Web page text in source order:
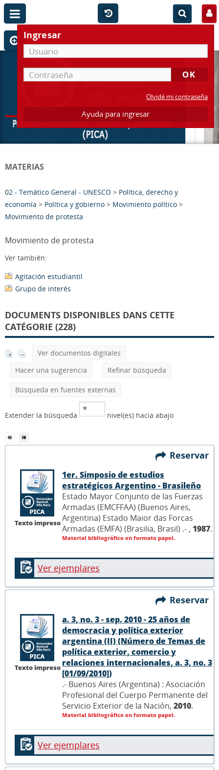
Ingresar
Olvidé mi contraseña
Ayuda para ingresar
MATERIAS
02 - Temático General - UNESCO > Política, derecho y
economía > Política y gobierno > Movimiento político >
Movimiento de protesta
Movimiento de protesta
Ver también:
Agitación estudiantil
Grupo de interés
DOCUMENTS DISPONIBLES DANS CETTE
CATÉGORIE (228)
Ver documentos digitales
Hacer una sugerencia
Refinar búsqueda
Búsqueda en fuentes externas
Extender la búsqueda nivel(es) hacia abajo
Reservar
Texto impreso
1er. Simposio de estudios
estratégicos Argentino - Brasileño
Estado Mayor Conjunto de las Fuerzas
Armadas (EMCFFAA) (Buenos Aires,
Argentina) Estado Maior das Forcas
Armadas (EMFA) (Brasilia, Brasil) .- , 1987.
Material bibliográfico en formato papel.
Ver ejemplares
Reservar
Texto impreso
a. 3, no. 3 - sep. 2010 - 25 años de
democracia y política exterior
argentina (II) (Número de Temas de
política exterior, comercio y
relaciones internacionales, a. 3, no. 3
[01/09/2010])
.- Buenos Aires (Argentina) : Asociación
Profesional del Cuerpo Permanente del
Servicio Exterior de la Nación, 2010.
Material bibliográfico en formato papel.
Ver ejemplares